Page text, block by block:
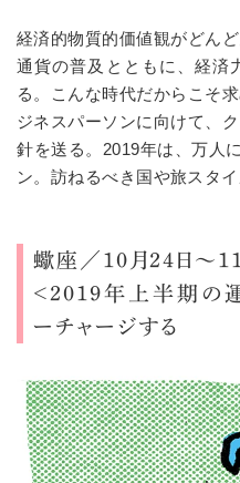
経済的物質的価値観がどん
通貨の普及とともに、経済
る。こんな時代だからこそ
ジネスパーソンに向けて、
針を送る。2019年は、万人
ン。訪ねるべき国や旅スタイ
蠍座／10月24日～
＜2019年上半期の
ーチャージする